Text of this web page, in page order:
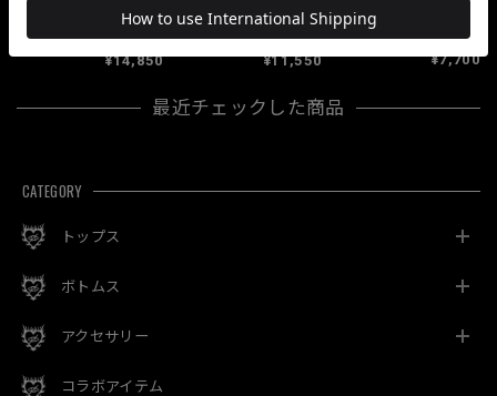
【即納】「部族柄ボ
リュームネックPK」
¥14,850
【即納】「ピカピカ
注射器ロンT」
¥11,550
【予約】「RAZOR
LOOP」
¥7,700
最近チェックした商品
CATEGORY
トップス
ボトムス
アクセサリー
コラボアイテム